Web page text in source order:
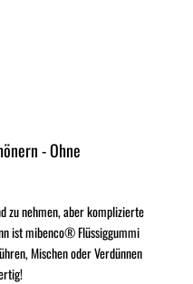
- Ohne
zu nehmen, aber komplizierte
ist mibenco® Flüssiggummi
Mischen oder Verdünnen